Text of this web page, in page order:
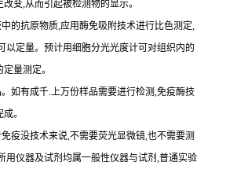
变,从而引起被检测物的显示。
的抗原物质,应用酶免吸附技术进行比色测定,
以定量。预计用细胞分光光度计可对组织内的
量测定。
如有成千.上万份样品需要进行检测,免疫酶技
。
疫没技术来说,不需要荧光显微镜,也不需要测
用仪器及试剂均属一般性仪器与试剂,普通实验